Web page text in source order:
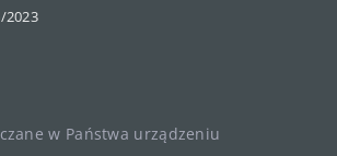
2023
w Państwa urządzeniu